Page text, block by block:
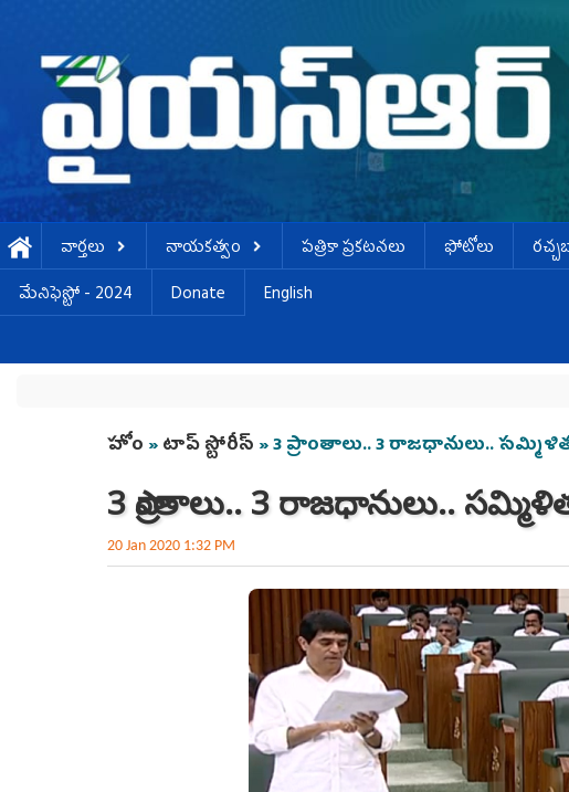
వార్తలు నాయకత్వం పత్రికా ప్రకటనలు ఫోటోలు
మేనిఫెస్టో - 2024
Donate English
You are here
హోం »టాప్ స్టోరీస్ » 3 ప్రాంతాలు.. 3 రాజధానులు..
3 ప్రాంతాలు.. 3 రాజధానులు..
20 Jan 2020 1:32 PM